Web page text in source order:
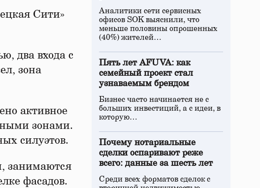
Сити»
два входа с
зона
активное
зонами.
силуэтов.
занимаются
фасадов.
Аналитики сети сервисных
офисов SOK выяснили, что
меньше половины опрошенных
(40%) жителей…
Пять лет AFUVA: как
семейный проект стал
узнаваемым брендом
Бизнес часто начинается не с
больших инвестиций, а с идеи, в
которую…
Почему нотариальные
сделки оспаривают реже
всего: данные за шесть лет
Среди всех форматов сделок с